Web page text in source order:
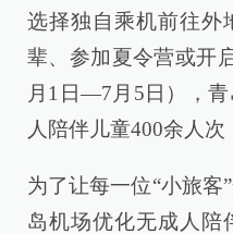
选择独自乘机前往外
辈、参加夏令营或开
月1日—7月5日），
人陪伴儿童400余人次
为了让每一位“小旅客
岛机场优化无成人陪